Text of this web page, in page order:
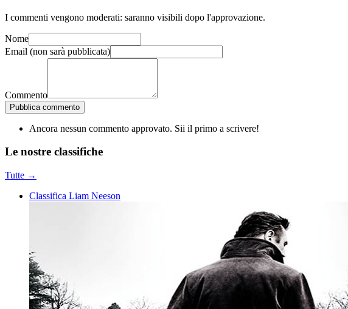
I commenti vengono moderati: saranno visibili dopo l'approvazione.
Nome
Email (non sarà pubblicata)
Commento
Pubblica commento
Ancora nessun commento approvato. Sii il primo a scrivere!
Le nostre classifiche
Tutte →
Classifica Liam Neeson